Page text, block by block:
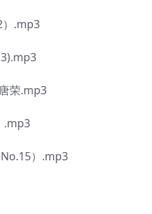
）.mp3
荣.mp3
.mp3
）.mp3